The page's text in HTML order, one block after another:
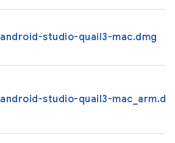
android-studio-quail3-mac.dmg
android-studio-quail3-